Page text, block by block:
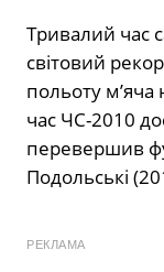
Тривалий час
світовий
польоту м’яча
час ЧС-2010
перевершив
Подольські
РЕКЛАМА